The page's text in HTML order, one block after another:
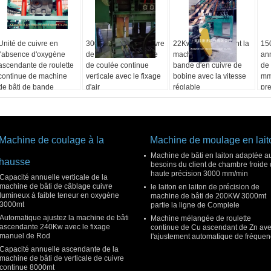
de cuivre en
l'absence d'oxygène
de roulette
de machine
bâti de bande
3000 tonnes d'en cuivre
de bande de machine
de coulée continue
verticale avec le fixage
d'air
22Kw 3Ton prennent la
machine de bâti de
bande d'en cuivre de
bobine avec la vitesse
réglable
de
de
Machine de coulage à la
hausse
Capacité annuelle verticale de la
machine de bâti de câblage cuivre
lumineux à faible teneur en oxygène
3000mt
Automatique ajustez la machine de bâti
ascendante 240Kw avec le fixage
manuel de Rod
Capacité annuelle ascendante de la
machine de bâti de verticale de cuivre
continue 8000mt
Machine de moulage en
Machine de bâti en laiton adaptée
besoins du client de chambre froide
haute précision 3000 mm/min
le laiton en laiton de précision de
machine de bâti de 200KW 3000mt
partie la ligne de Complele
Machine mélangée de roulette
continue de Cu ascendant de Zn
l'ajustement automatique de